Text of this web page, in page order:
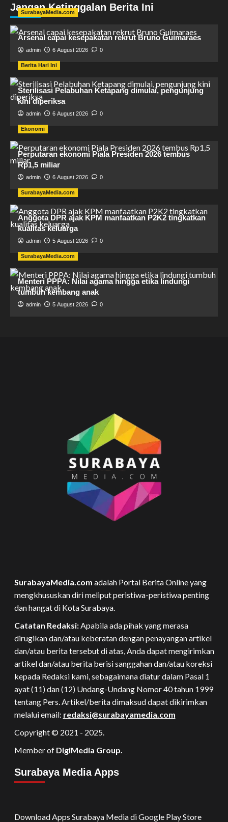
Jangan Ketinggalan Berita Ini
SurabayaMedia.com
Arsenal capai kesepakatan rekrut Bruno Guimaraes
admin 6 August 2026 0
Berita Hari Ini
Sterilisasi Pelabuhan Ketapang dimulai, pengunjung
kini diperiksa
admin 6 August 2026 0
Ekonomi
Perputaran ekonomi Piala Presiden 2026 tembus
Rp1,5 miliar
admin 6 August 2026 0
SurabayaMedia.com
Anggota DPR ajak KPM manfaatkan P2K2 tingkatkan
kualitas keluarga
admin 5 August 2026 0
SurabayaMedia.com
Menteri PPPA: Nilai agama hingga etika lindungi
tumbuh kembang anak
admin 5 August 2026 0
SurabayaMedia.com adalah Portal Berita Online yang
mengkhususkan diri meliput peristiwa-peristiwa penting
dan hangat di Kota Surabaya.
Catatan Redaksi:Apabila ada pihak yang merasa
dirugikan dan/atau keberatan dengan penayangan artikel
dan/atau berita tersebut di atas, Anda dapat mengirimkan
artikel dan/atau berita berisi sanggahan dan/atau koreksi
kepada Redaksi kami, sebagaimana diatur dalam Pasal 1
ayat (11) dan (12) Undang-Undang Nomor 40 tahun 1999
tentang Pers. Artikel/berita dimaksud dapat dikirimkan
melalui email: redaksi@surabayamedia.com
Copyright © 2021 - 2025.
Member of DigiMedia Group.
Surabaya Media Apps
Download Apps Surabaya Media di Google Play Store